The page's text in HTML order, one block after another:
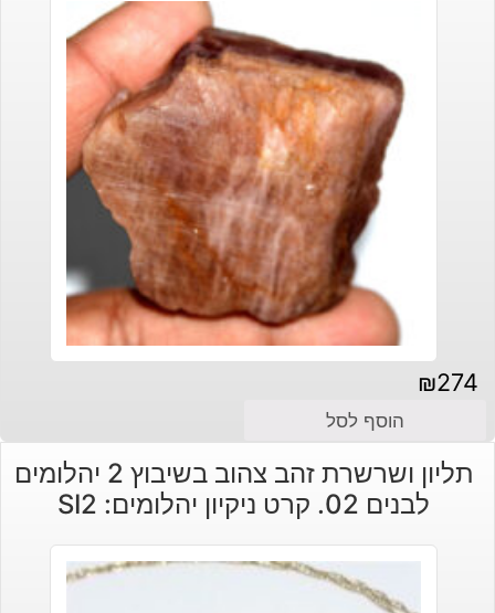
₪274
הוסף לסל
תליון ושרשרת זהב צהוב בשיבוץ 2 יהלומים
לבנים 02. קרט ניקיון יהלומים: SI2